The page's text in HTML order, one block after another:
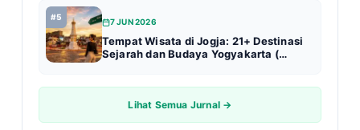
#5
7 JUN 2026
Tempat Wisata di Jogja: 21+ Destinasi
Sejarah dan Budaya Yogyakarta (
Lihat Semua Jurnal →